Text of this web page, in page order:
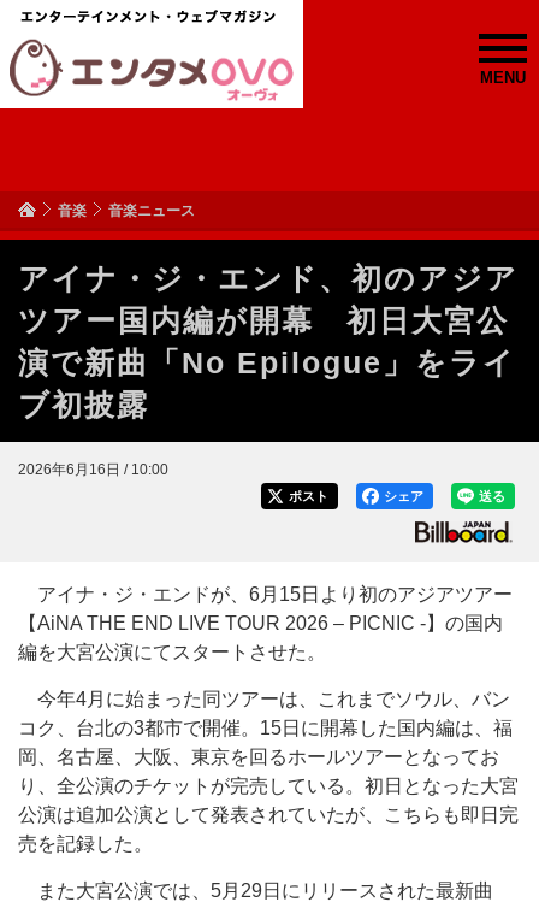
MENU
音楽 音楽ニュース
アイナ・ジ・エンド、初のアジア
ツアー国内編が開幕 初日大宮公
演で新曲「No Epilogue」をライ
ブ初披露
2026年6月16日 / 10:00
送る
シェア
ポスト
アイナ・ジ・エンドが、6月15日より初のアジアツアー
【AiNA THE END LIVE TOUR 2026 – PICNIC -】の国内
編を大宮公演にてスタートさせた。
今年4月に始まった同ツアーは、これまでソウル、バン
コク、台北の3都市で開催。15日に開幕した国内編は、福
岡、名古屋、大阪、東京を回るホールツアーとなってお
り、全公演のチケットが完売している。初日となった大宮
公演は追加公演として発表されていたが、こちらも即日完
売を記録した。
また大宮公演では、5月29日にリリースされた最新曲